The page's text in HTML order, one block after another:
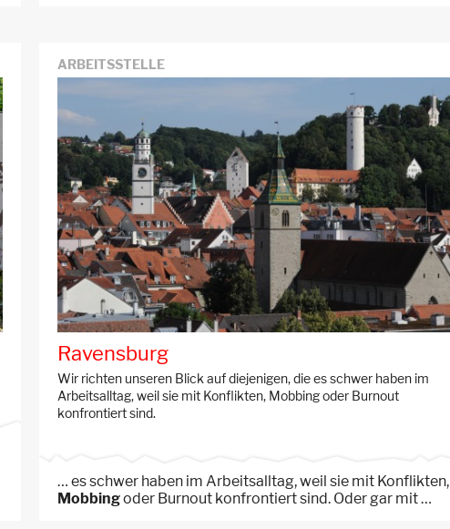
ARBEITSSTELLE
Ravensburg
Wir richten unseren Blick auf diejenigen, die es schwer haben im
Arbeitsalltag, weil sie mit Konflikten, Mobbing oder Burnout
konfrontiert sind.
… es schwer haben im Arbeitsalltag, weil sie mit Konflikten,
Mobbingoder Burnout konfrontiert sind. Oder gar mit …